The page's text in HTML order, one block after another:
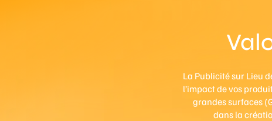
La Publicité sur Lieu
l’impact de vos
grandes surfaces
dans la